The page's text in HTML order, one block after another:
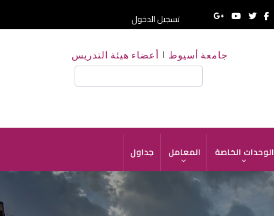
تسجيل الدخول
جامعة أسيوط أعضاء هيئة التدريس
بحث
الوحدات الخاصة المعامل جداول